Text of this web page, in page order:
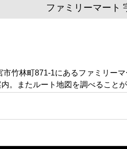
ファミリーマート
竹林町871-1にあるファミリー
。またルート地図を調べることが